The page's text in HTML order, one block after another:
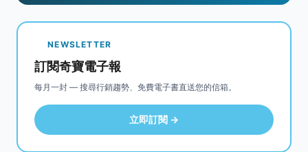
NEWSLETTER
訂閱奇寶電子報
每月一封 — 搜尋行銷趨勢、免費電子書直送您的信箱。
立即訂閱 →